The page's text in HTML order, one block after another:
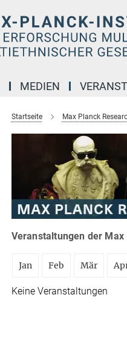
MEDIEN
Startseite Max Planck
Veranstaltungen der
Jan Feb Mär
Keine Veranstaltungen